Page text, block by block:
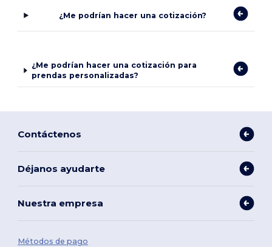
¿Me podrían hacer una cotización?
¿Me podrían hacer una cotización para
prendas personalizadas?
Contáctenos
Déjanos ayudarte
Nuestra empresa
Métodos de pago